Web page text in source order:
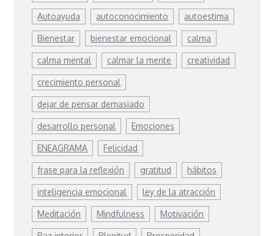
Autoayuda autoconocimiento autoestima
Bienestar bienestar emocional calma
calma mental calmar la mente creatividad
crecimiento personal
dejar de pensar demasiado
desarrollo personal Emociones
ENEAGRAMA Felicidad
frase para la reflexión gratitud hábitos
inteligencia emocional ley de la atracción
Meditación Mindfulness Motivación